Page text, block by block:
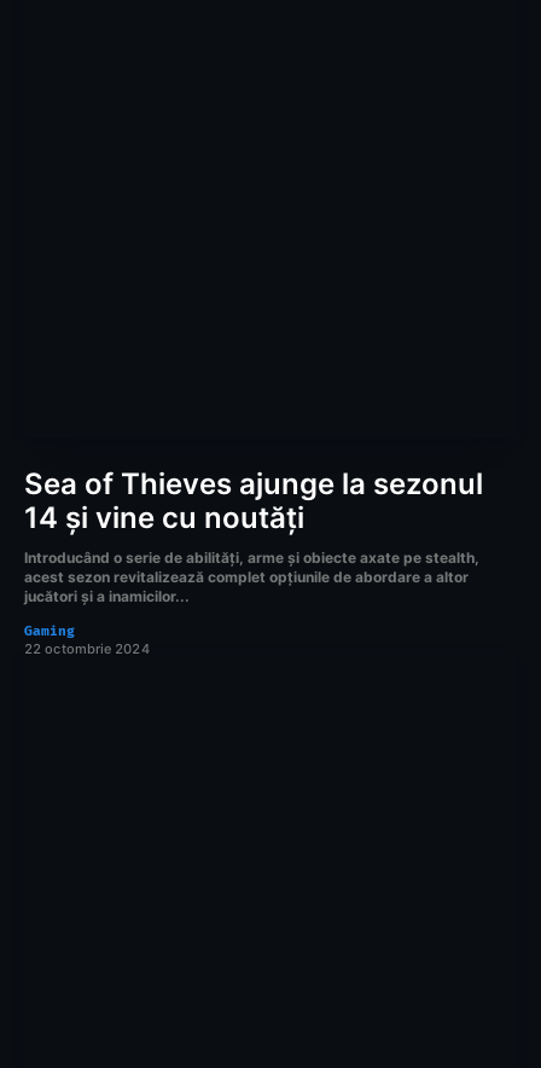
Sea of Thieves ajunge la sezonul
14 și vine cu noutăți
Introducând o serie de abilități, arme și obiecte axate pe stealth,
acest sezon revitalizează complet opțiunile de abordare a altor
jucători și a inamicilor...
Gaming
22 octombrie 2024